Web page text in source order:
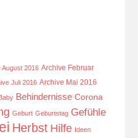
August 2016 Archive Februar
Juli 2016 Archive Mai 2016
Behindernisse Corona
Geburt Geburtstag Gefühle
Herbst Hilfe Ideen